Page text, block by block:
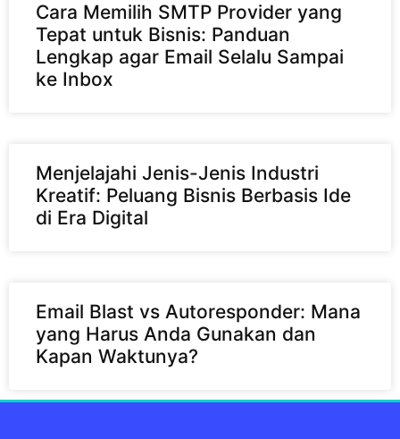
Cara Memilih SMTP Provider yang
Tepat untuk Bisnis: Panduan
Lengkap agar Email Selalu Sampai
ke Inbox
Menjelajahi Jenis-Jenis Industri
Kreatif: Peluang Bisnis Berbasis Ide
di Era Digital
Email Blast vs Autoresponder: Mana
yang Harus Anda Gunakan dan
Kapan Waktunya?